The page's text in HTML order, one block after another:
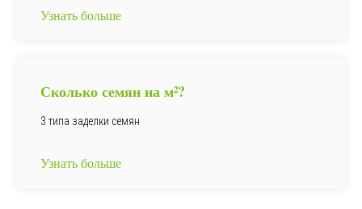
Узнать больше
Сколько семян нам²?
3 типа заделки семян
Узнать больше